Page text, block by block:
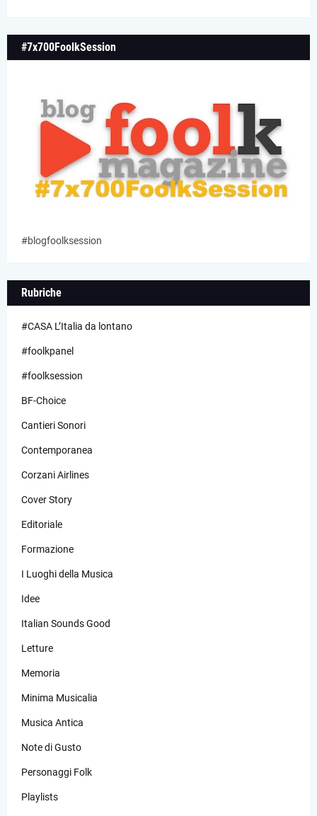
#7x700FoolkSession
#blogfoolksession
Rubriche
#CASA L’Italia da lontano
#foolkpanel
#foolksession
BF-Choice
Cantieri Sonori
Contemporanea
Corzani Airlines
Cover Story
Editoriale
Formazione
I Luoghi della Musica
Idee
Italian Sounds Good
Letture
Memoria
Minima Musicalia
Musica Antica
Note di Gusto
Personaggi Folk
Playlists